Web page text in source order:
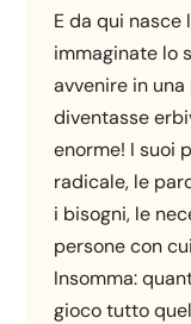
E da qui nasce
immaginate lo
avvenire in
diventasse
enorme! I suoi
radicale, le
i bisogni, le
persone con
Insomma:
gioco tutto